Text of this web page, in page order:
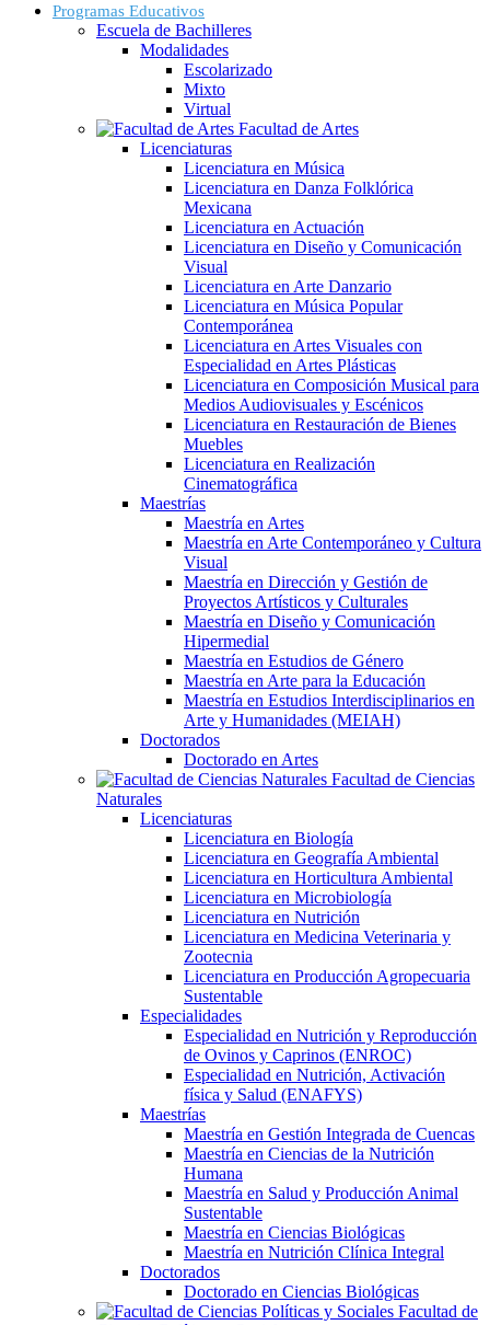
Programas Educativos
Escuela de Bachilleres
Modalidades
Escolarizado
Mixto
Virtual
Facultad de Artes
Licenciaturas
Licenciatura en Música
Licenciatura en Danza Folklórica
Mexicana
Licenciatura en Actuación
Licenciatura en Diseño y Comunicación
Visual
Licenciatura en Arte Danzario
Licenciatura en Música Popular
Contemporánea
Licenciatura en Artes Visuales con
Especialidad en Artes Plásticas
Licenciatura en Composición Musical para
Medios Audiovisuales y Escénicos
Licenciatura en Restauración de Bienes
Muebles
Licenciatura en Realización
Cinematográfica
Maestrías
Maestría en Artes
Maestría en Arte Contemporáneo y Cultura
Visual
Maestría en Dirección y Gestión de
Proyectos Artísticos y Culturales
Maestría en Diseño y Comunicación
Hipermedial
Maestría en Estudios de Género
Maestría en Arte para la Educación
Maestría en Estudios Interdisciplinarios en
Arte y Humanidades (MEIAH)
Doctorados
Doctorado en Artes
Facultad de Ciencias
Naturales
Licenciaturas
Licenciatura en Biología
Licenciatura en Geografía Ambiental
Licenciatura en Horticultura Ambiental
Licenciatura en Microbiología
Licenciatura en Nutrición
Licenciatura en Medicina Veterinaria y
Zootecnia
Licenciatura en Producción Agropecuaria
Sustentable
Especialidades
Especialidad en Nutrición y Reproducción
de Ovinos y Caprinos (ENROC)
Especialidad en Nutrición, Activación
física y Salud (ENAFYS)
Maestrías
Maestría en Gestión Integrada de Cuencas
Maestría en Ciencias de la Nutrición
Humana
Maestría en Salud y Producción Animal
Sustentable
Maestría en Ciencias Biológicas
Maestría en Nutrición Clínica Integral
Doctorados
Doctorado en Ciencias Biológicas
Facultad de